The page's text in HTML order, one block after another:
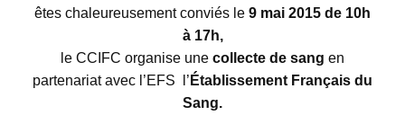
êtes chaleureusement conviés le 9 mai 2015 de 10h
à 17h,
le CCIFC organise une collecte de sang en
partenariat avec l’EFS l’ Établissement Français du
Sang.